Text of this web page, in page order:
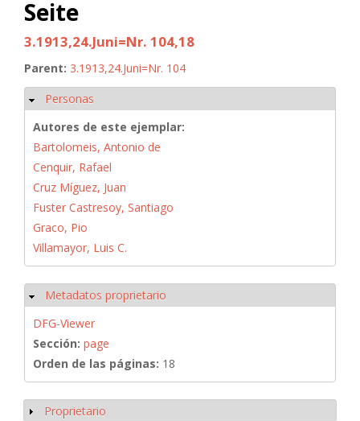
Seite
3.1913,24.Juni=Nr. 104,18
Parent: 3.1913,24.Juni=Nr. 104
Ocultar
Personas
Autores de este ejemplar:
Bartolomeis, Antonio de
Cenquir, Rafael
Cruz Míguez, Juan
Fuster Castresoy, Santiago
Graco, Pio
Villamayor, Luis C.
Ocultar
Metadatos proprietario
DFG-Viewer
Sección: page
Orden de las páginas: 18
Mostrar
Proprietario